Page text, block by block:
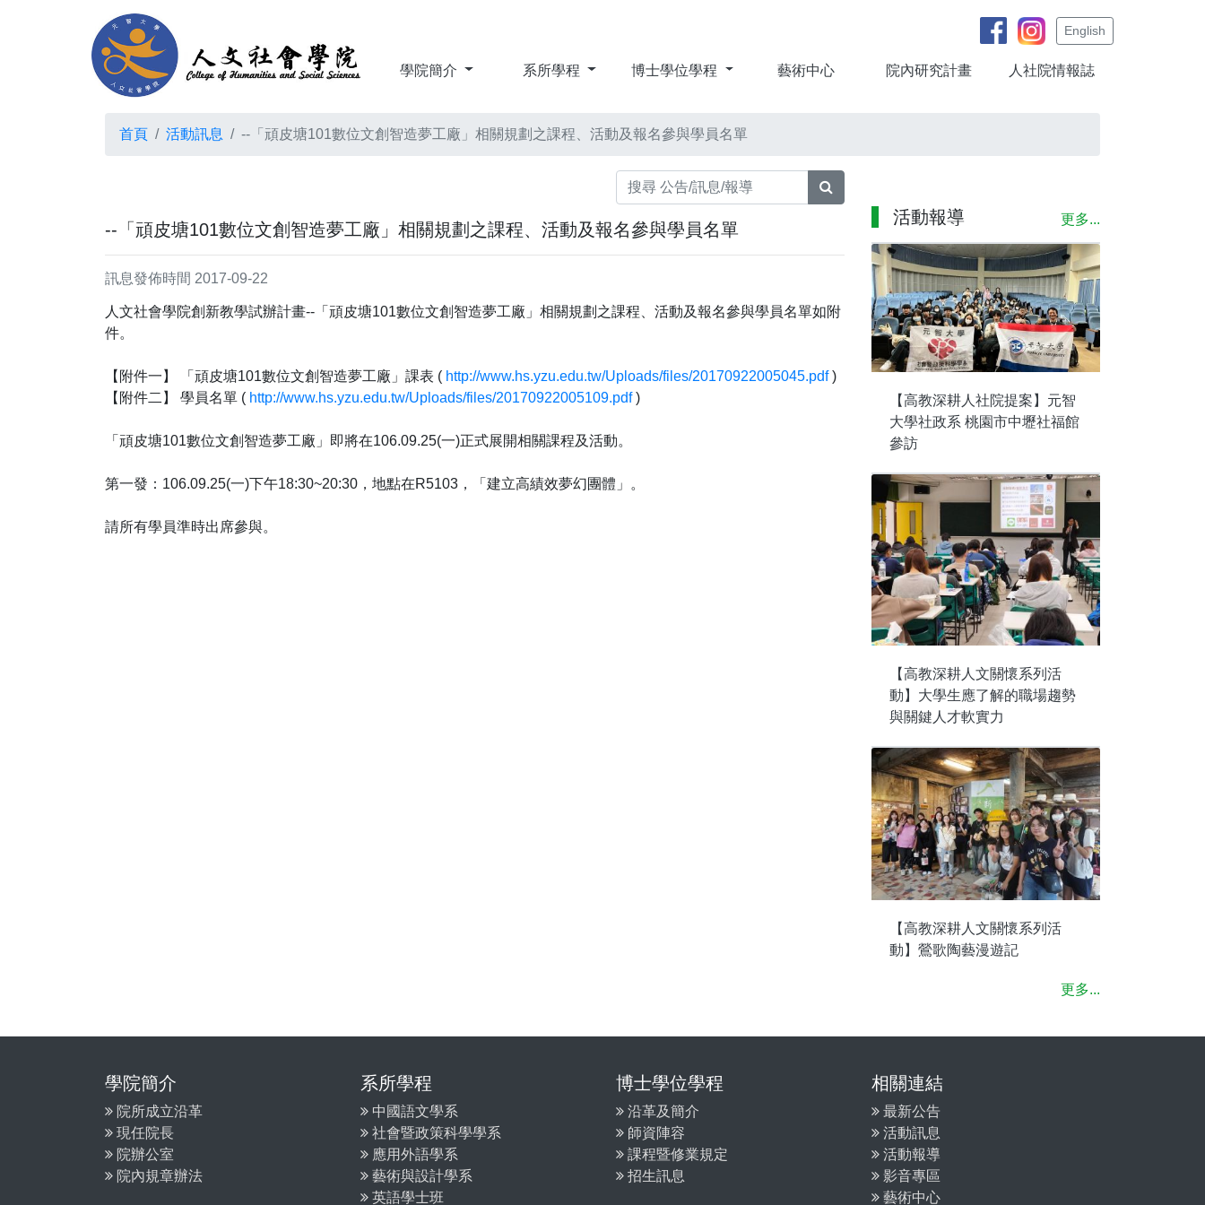
English
學院簡介 系所學程 博士學位學程 藝術中心 院內研究計畫 人社院情報誌
首頁 活動訊息 --「頑皮塘101數位文創智造夢工廠」相關規劃之課程、活動及報名參與學員名單
--「頑皮塘101數位文創智造夢工廠」相關規劃之課程、活動及報名參與學員名單
訊息發佈時間 2017-09-22
人文社會學院創新教學試辦計畫--「頑皮塘101數位文創智造夢工廠」相關規劃之課程、活動及報名參與學員名單如附
件。
【附件一】 「頑皮塘101數位文創智造夢工廠」課表 ( http://www.hs.yzu.edu.tw/Uploads/files/20170922005045.pdf)
【附件二】 學員名單 ( http://www.hs.yzu.edu.tw/Uploads/files/20170922005109.pdf)
「頑皮塘101數位文創智造夢工廠」即將在106.09.25(一)正式展開相關課程及活動。
第一發：106.09.25(一)下午18:30~20:30，地點在R5103，「建立高績效夢幻團體」。
請所有學員準時出席參與。
活動報導 更多...
【高教深耕人社院提案】元智
大學社政系 桃園市中壢社福館
參訪
【高教深耕人文關懷系列活
動】大學生應了解的職場趨勢
與關鍵人才軟實力
【高教深耕人文關懷系列活
動】鶯歌陶藝漫遊記
更多...
學院簡介
院所成立沿革
現任院長
院辦公室
院內規章辦法
系所學程
中國語文學系
社會暨政策科學學系
應用外語學系
藝術與設計學系
英語學士班
博士學位學程
沿革及簡介
師資陣容
課程暨修業規定
招生訊息
相關連結
最新公告
活動訊息
活動報導
影音專區
藝術中心